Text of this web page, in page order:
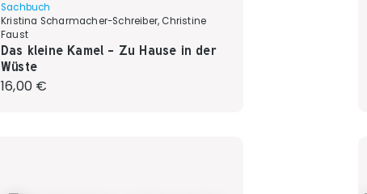
Sachbuch
Kristina Scharmacher-Schreiber, Christine
Faust
Das kleine Kamel - Zu Hause in der
Wüste
Regulärer Preis:
16,00 €